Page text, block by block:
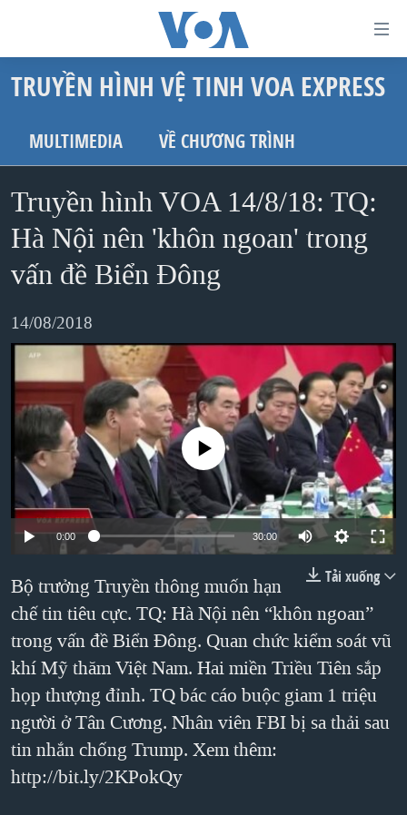
dẫn
truy
cập
dung
chính
Tới
hướng
chính
Đi
tới
"Tìm"
TRANG CHỦ
VIỆT NAM
HOA KỲ
BIỂN ĐÔNG
THẾ GIỚI
BLOG
MỤC
TỰ DO BÁO CHÍ
VẠCH TRẦN TIN GIẢ
NGƯỜI VIỆT HẢI NGOẠI
ĐỜI SỐNG
KINH TẾ
KHOA HỌC
SỨC KHOẺ
VĂN HOÁ
THỂ THAO
GIÁO DỤC
CHUYÊN ĐỀ
CHIẾN TRANH THƯƠNG MẠI CỦA MỸ: QUÁ KHỨ VÀ HIỆN
TẠI
HÀNH TRÌNH BẦU CỬ 2024
MỘT NĂM CHIẾN TRANH TẠI DẢI GAZA
GIẢI MÃ VÀNH ĐAI & CON ĐƯỜNG
NGÀY TỊ NẠN THẾ GIỚI
TRỊNH VĨNH BÌNH - NGƯỜI HẠ 'BÊN THẮNG CUỘC'
GROUND ZERO – XƯA VÀ NAY
CHI PHÍ CHIẾN TRANH AFGHANISTAN
CÁC GIÁ TRỊ CỘNG HÒA Ở VIỆT NAM
THƯỢNG ĐỈNH TRUMP-KIM TẠI VIỆT NAM
TRỊNH VĨNH BÌNH VS. CHÍNH PHỦ VIỆT NAM
NGƯ DÂN VIỆT VÀ LÀN SÓNG TRỘM HẢI SÂM
HỌC TIẾNG ANH
VIDEO
NGHE
MẠNG XÃ HỘI
Ngôn ngữ khác
TRUYỀN HÌNH VỆ TINH VOA EXPRESS
MULTIMEDIA VỀ CHƯƠNG TRÌNH
Truyền hình VOA 14/8/18: TQ:
Hà Nội nên 'khôn ngoan' trong
vấn đề Biển Đông
14/08/2018
No media source currently available
0:00 30:00
Tải xuống
Bộ trưởng Truyền thông muốn hạn
chế tin tiêu cực. TQ: Hà Nội nên “khôn ngoan”
trong vấn đề Biển Đông. Quan chức kiểm soát vũ
khí Mỹ thăm Việt Nam. Hai miền Triều Tiên sắp
họp thượng đỉnh. TQ bác cáo buộc giam 1 triệu
người ở Tân Cương. Nhân viên FBI bị sa thải sau
tin nhắn chống Trump. Xem thêm:
http://bit.ly/2KPokQy